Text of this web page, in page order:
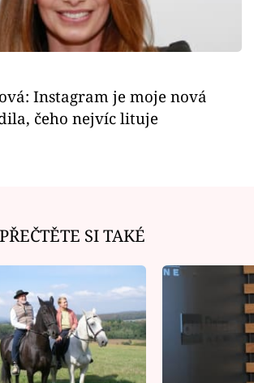
Instagram je moje nová
čeho nejvíc lituje
PŘEČTĚTE SI TAKÉ